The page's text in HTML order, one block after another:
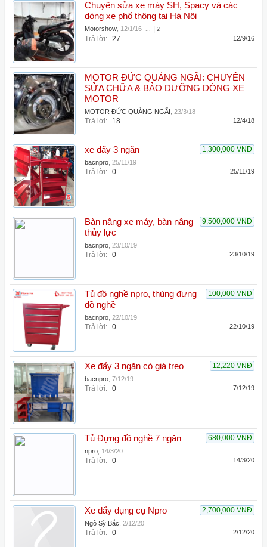
Chuyên sửa xe máy SH, Spacy và các
dòng xe phổ thông tại Hà Nội
Motorshow 12/1/16 ... 2
Trả lời: 27 12/9/16
MOTOR ĐỨC QUẢNG NGÃI: CHUYÊN
SỬA CHỮA & BẢO DƯỠNG DÒNG XE
MOTOR
MOTOR ĐỨC QUẢNG NGÃI 23/3/18
Trả lời: 18 12/4/18
1,300,000 VNĐ
xe đẩy 3 ngăn
bacnpro 25/11/19
Trả lời: 0 25/11/19
9,500,000 VNĐ
Bàn nâng xe máy, bàn nâng
thủy lực
bacnpro 23/10/19
Trả lời: 0 23/10/19
100,000 VNĐ
Tủ đồ nghề npro, thùng đựng
đồ nghề
bacnpro 22/10/19
Trả lời: 0 22/10/19
12,220 VNĐ
Xe đẩy 3 ngăn có giá treo
bacnpro 7/12/19
Trả lời: 0 7/12/19
680,000 VNĐ
Tủ Đựng đồ nghề 7 ngăn
npro 14/3/20
Trả lời: 0 14/3/20
2,700,000 VNĐ
Xe đẩy dụng cụ Npro
Ngô Sỹ Bắc 2/12/20
Trả lời: 0 2/12/20